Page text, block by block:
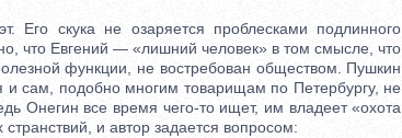
скука не озаряется проблесками подлинного
что Евгений — «лишний человек» в том смысле, что
функции, не востребован обществом. Пушкин
и сам, подобно многим товарищам по Петербургу, не
Онегин все время чего-то ищет, им владеет «охота
и автор задается вопросом: